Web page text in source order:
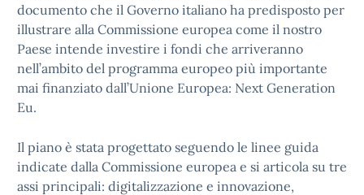
documento che il Governo italiano ha predisposto per
illustrare alla Commissione europea come il nostro
Paese intende investire i fondi che arriveranno
nell’ambito del programma europeo più importante
mai finanziato dall’Unione Europea: Next Generation
Eu.
Il piano è stata progettato seguendo le linee guida
indicate dalla Commissione europea e si articola su tre
assi principali: digitalizzazione e innovazione,